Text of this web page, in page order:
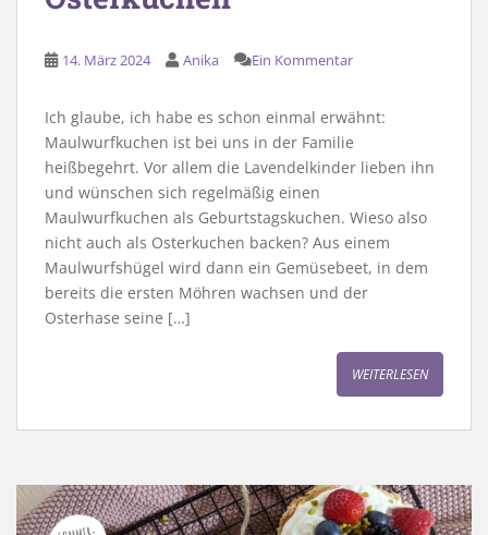
14. März 2024 Anika Ein Kommentar
Ich glaube, ich habe es schon einmal erwähnt:
Maulwurfkuchen ist bei uns in der Familie
heißbegehrt. Vor allem die Lavendelkinder lieben ihn
und wünschen sich regelmäßig einen
Maulwurfkuchen als Geburtstagskuchen. Wieso also
nicht auch als Osterkuchen backen? Aus einem
Maulwurfshügel wird dann ein Gemüsebeet, in dem
bereits die ersten Möhren wachsen und der
Osterhase seine […]
WEITERLESEN